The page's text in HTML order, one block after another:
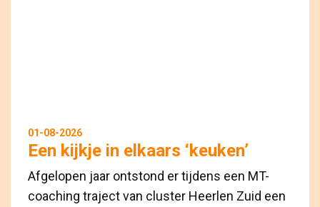
01-08-2026
Een kijkje in elkaars ‘keuken’
Afgelopen jaar ontstond er tijdens een MT-
coaching traject van cluster Heerlen Zuid een